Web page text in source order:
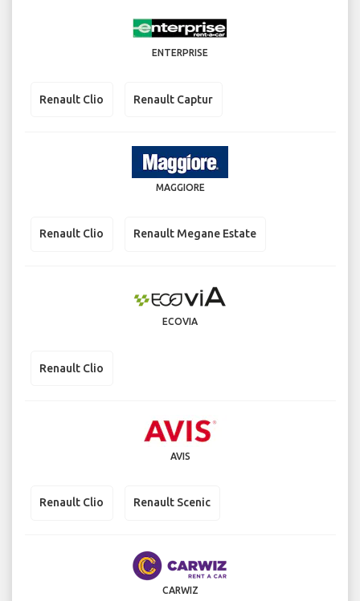
ENTERPRISE
Renault Clio Renault Captur
MAGGIORE
Renault Clio Renault Megane Estate
ECOVIA
Renault Clio
AVIS
Renault Clio Renault Scenic
CARWIZ